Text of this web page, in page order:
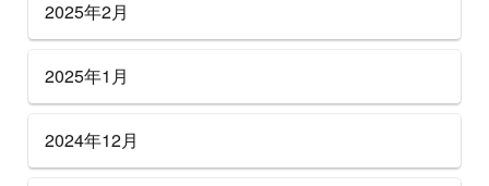
2025年2月
2025年1月
2024年12月